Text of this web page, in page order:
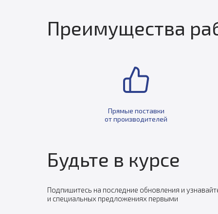
Преимущества
Прямые поставки
от производителей
Будьте в курсе
Подпишитесь на последние обновления и
и специальных предложениях первыми